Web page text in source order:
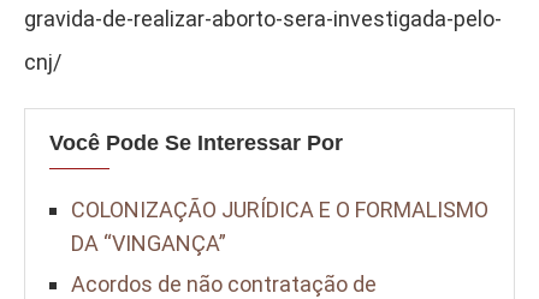
gravida-de-realizar-aborto-sera-investigada-pelo-
cnj/
Você Pode Se Interessar Por
COLONIZAÇÃO JURÍDICA E O FORMALISMO
DA “VINGANÇA”
Acordos de não contratação de